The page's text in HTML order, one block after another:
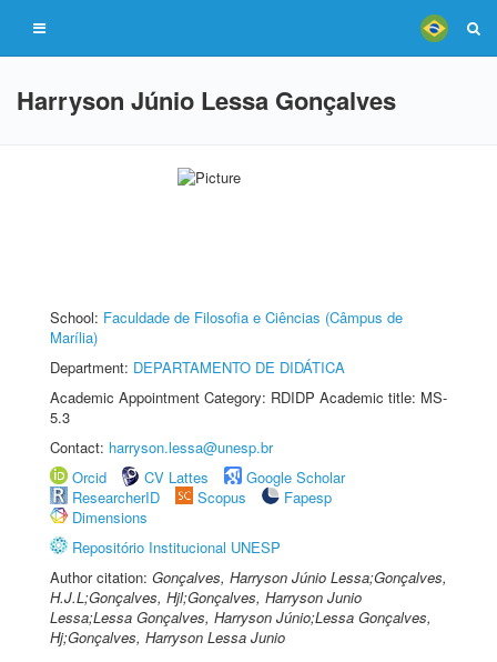
Harryson Júnio Lessa Gonçalves
School: Faculdade de Filosofia e Ciências (Câmpus de
Marília)
Department: DEPARTAMENTO DE DIDÁTICA
Academic Appointment Category: RDIDP Academic title: MS-
5.3
Contact: harryson.lessa@unesp.br
Orcid
CV Lattes
Google Scholar
ResearcherID
Scopus
Fapesp
Dimensions
Repositório Institucional UNESP
Author citation: Gonçalves, Harryson Júnio Lessa;Gonçalves,
H.J.L;Gonçalves, Hjl;Gonçalves, Harryson Junio
Lessa;Lessa Gonçalves, Harryson Júnio;Lessa Gonçalves,
Hj;Gonçalves, Harryson Lessa Junio